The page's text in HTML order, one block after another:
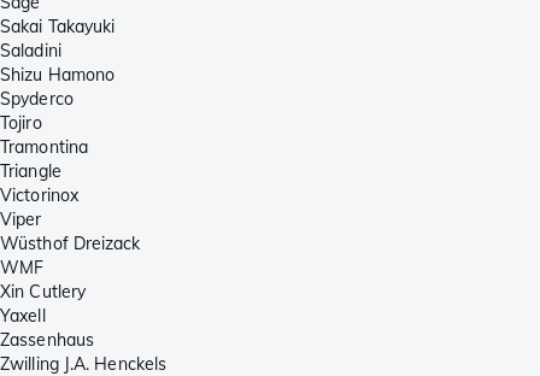
Sakai Takayuki
Saladini
Shizu Hamono
Spyderco
Tojiro
Tramontina
Triangle
Victorinox
Viper
Wüsthof Dreizack
WMF
Xin Cutlery
Yaxell
Zassenhaus
Zwilling J.A. Henckels